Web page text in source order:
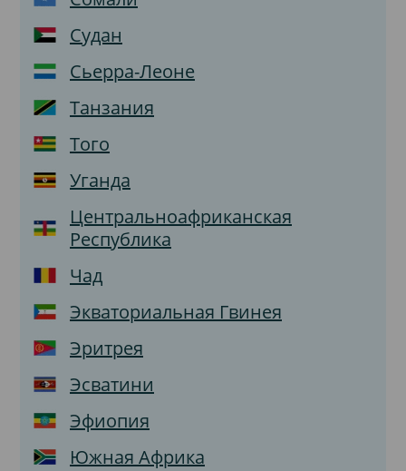
Судан
Сьерра-Леоне
Танзания
Того
Уганда
Центральноафриканская
Республика
Чад
Экваториальная Гвинея
Эритрея
Эсватини
Эфиопия
Южная Африка